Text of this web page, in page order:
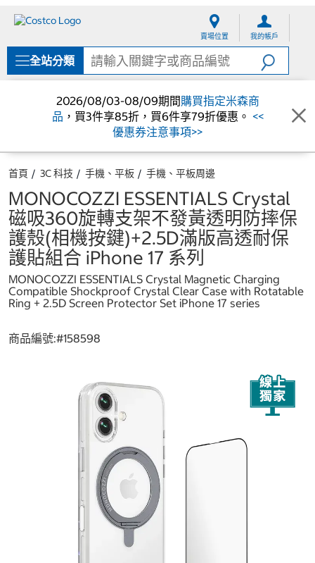
單
賣場位置 我的帳戶
全站分類
2026/08/03-08/09期間購買指定米森商
品 ，買3件享85折，買6件享79折優惠。 <<
優惠券注意事項>>
首頁 3C 科技 手機、平板 手機、平板周邊
MONOCOZZI ESSENTIALS Crystal
磁吸360旋轉支架不發黃透明防摔保
護殼(相機按鍵)+2.5D滿版高透耐保
護貼組合 iPhone 17 系列
MONOCOZZI ESSENTIALS Crystal Magnetic Charging
Compatible Shockproof Crystal Clear Case with Rotatable
Ring + 2.5D Screen Protector Set iPhone 17 series
商品編號:#158598